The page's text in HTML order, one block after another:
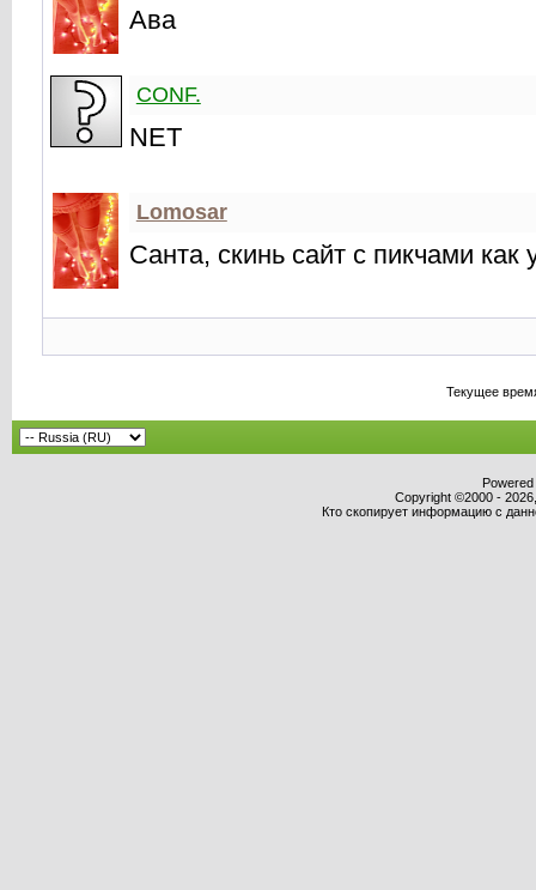
Ава
CONF.
NET
Lomosar
Санта, скинь сайт с пикчами как
Текущее
Copyright ©2000 -
Кто скопирует информацию с